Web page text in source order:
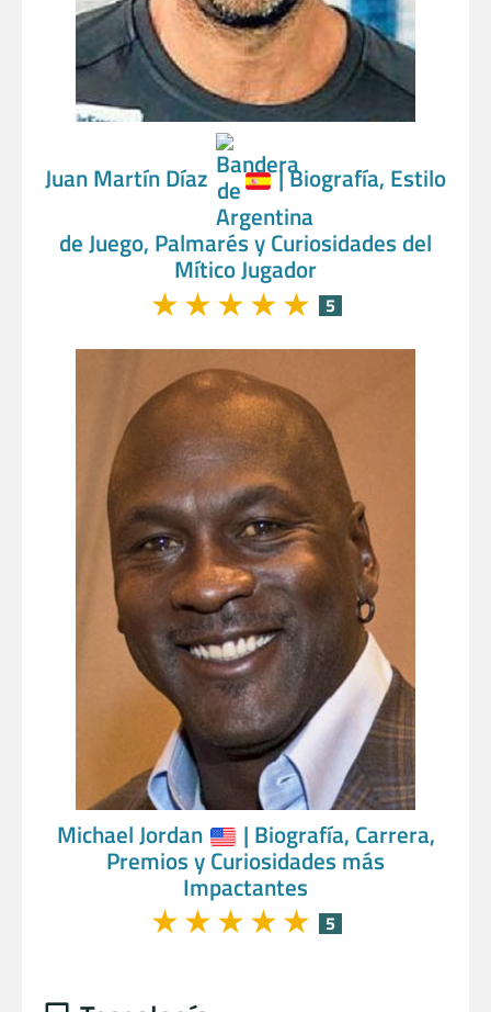
Juan Martín Díaz
| Biografía, Estilo
de Juego, Palmarés y Curiosidades del
Mítico Jugador
★★★★★ 5
Michael Jordan | Biografía, Carrera,
Premios y Curiosidades más
Impactantes
★★★★★ 5